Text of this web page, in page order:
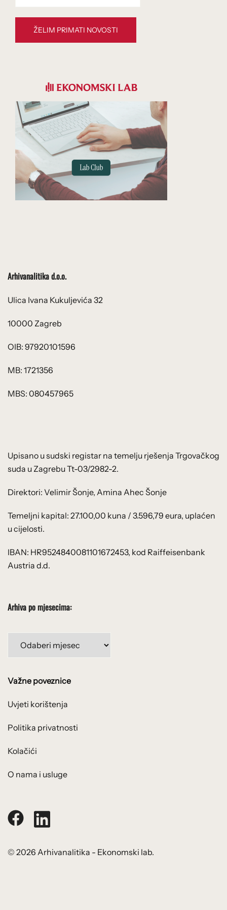
Arhivanalitika d.o.o.
Ulica Ivana Kukuljevića 32
10000 Zagreb
OIB: 97920101596
MB: 1721356
MBS: 080457965
Upisano u sudski registar na temelju rješenja Trgovačkog
suda u Zagrebu Tt-03/2982-2.
Direktori: Velimir Šonje, Amina Ahec Šonje
Temeljni kapital: 27.100,00 kuna / 3.596,79 eura, uplaćen
u cijelosti.
IBAN: HR9524840081101672453, kod Raiffeisenbank
Austria d.d.
Arhiva po mjesecima:
Važne poveznice
Uvjeti korištenja
Politika privatnosti
Kolačići
O nama i usluge
© 2026 Arhivanalitika - Ekonomski lab.